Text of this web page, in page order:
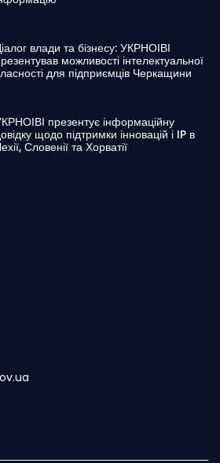
влади та бізнесу: УКРНОІВІ
можливості інтелектуальної
для підприємців Черкащини
презентує інформаційну
щодо підтримки інновацій і IP в
Словенії та Хорватії